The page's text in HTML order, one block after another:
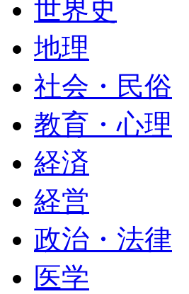
世界史
地理
社会・民俗
教育・心理
経済
経営
政治・法律
医学